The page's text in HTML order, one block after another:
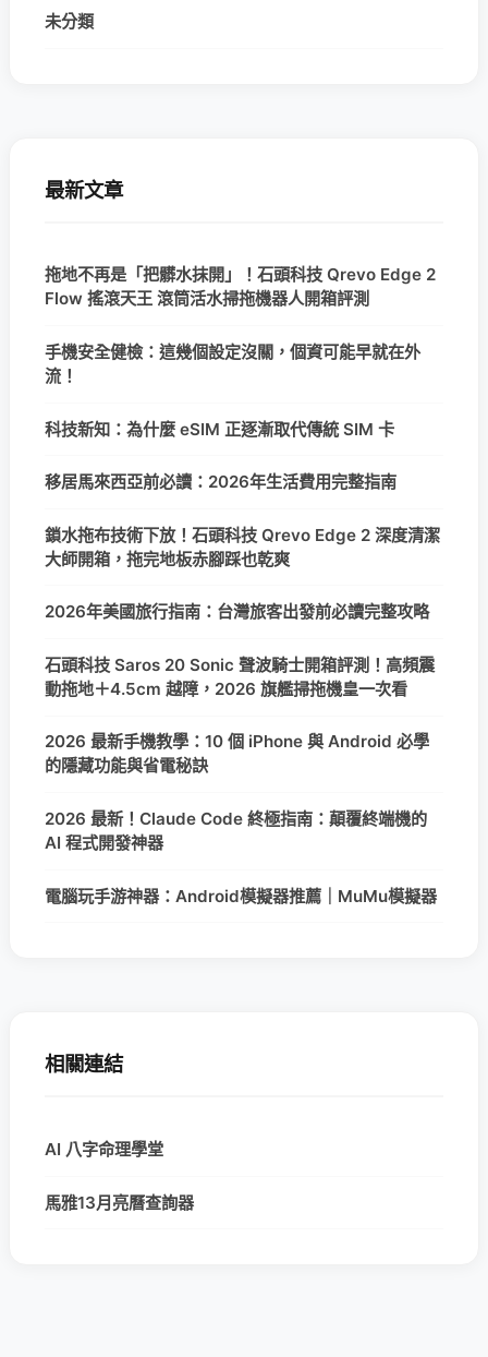
未分類
最新文章
拖地不再是「把髒水抹開」！石頭科技 Qrevo Edge 2
Flow 搖滾天王 滾筒活水掃拖機器人開箱評測
手機安全健檢：這幾個設定沒關，個資可能早就在外
流！
科技新知：為什麼 eSIM 正逐漸取代傳統 SIM 卡
移居馬來西亞前必讀：2026年生活費用完整指南
鎖水拖布技術下放！石頭科技 Qrevo Edge 2 深度清潔
大師開箱，拖完地板赤腳踩也乾爽
2026年美國旅行指南：台灣旅客出發前必讀完整攻略
石頭科技 Saros 20 Sonic 聲波騎士開箱評測！高頻震
動拖地＋4.5cm 越障，2026 旗艦掃拖機皇一次看
2026 最新手機教學：10 個 iPhone 與 Android 必學
的隱藏功能與省電秘訣
2026 最新！Claude Code 終極指南：顛覆終端機的
AI 程式開發神器
電腦玩手游神器：Android模擬器推薦｜MuMu模擬器
相關連結
AI 八字命理學堂
馬雅13月亮曆查詢器